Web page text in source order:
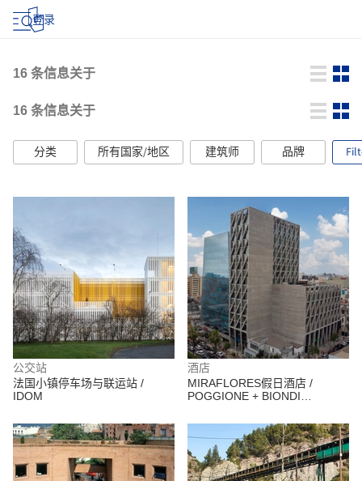
登录
16 条信息关于
16 条信息关于
分类 所有国家/地区 建筑师 品牌
公交站
法国小镇停车场与联运站 /
IDOM
酒店
MIRAFLORES假日酒店 /
POGGIONE + BIONDI